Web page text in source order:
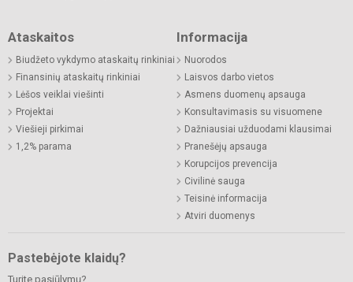
Ataskaitos
Biudžeto vykdymo ataskaitų rinkiniai
Finansinių ataskaitų rinkiniai
Lėšos veiklai viešinti
Projektai
Viešieji pirkimai
1,2% parama
Informacija
Nuorodos
Laisvos darbo vietos
Asmens duomenų apsauga
Konsultavimasis su visuomene
Dažniausiai užduodami klausimai
Pranešėjų apsauga
Korupcijos prevencija
Civilinė sauga
Teisinė informacija
Atviri duomenys
Pastebėjote klaidų?
Turite pasiūlymų?